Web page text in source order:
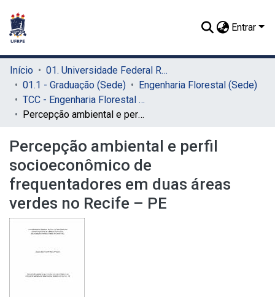
Entrar
Início
01. Universidade Federal Rural de Pernambuco - UFRPE (Sede)
01.1 - Graduação (Sede)
Engenharia Florestal (Sede)
TCC - Engenharia Florestal (Sede)
Percepção ambiental e perfil socioeconômico de frequentadores em duas áreas verdes no Recife – PE
Percepção ambiental e perfil
socioeconômico de
frequentadores em duas áreas
verdes no Recife – PE